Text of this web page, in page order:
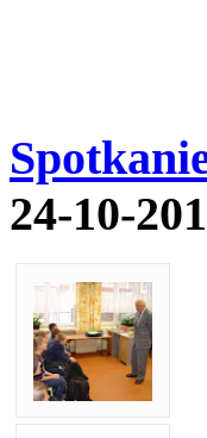
24-10-